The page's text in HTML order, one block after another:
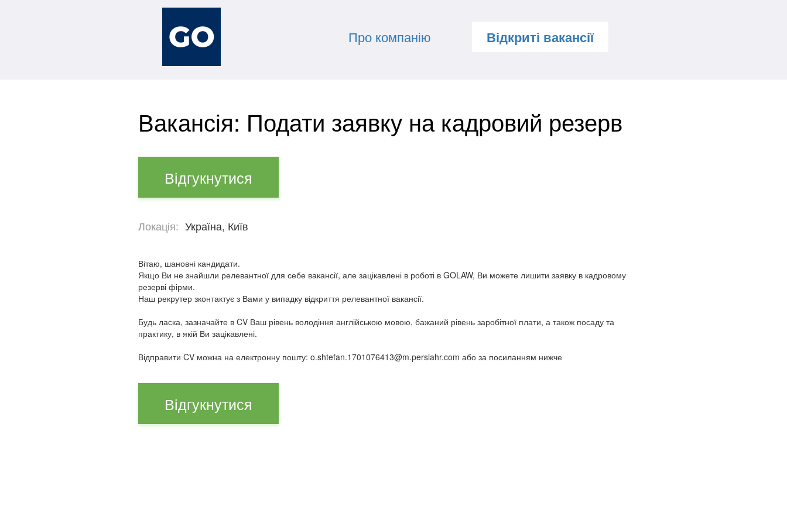
Про компанію Відкриті вакансії
Вакансія: Подати заявку на кадровий резерв
Відгукнутися
Локація: Україна, Київ
Вітаю, шановні кандидати.
Якщо Ви не знайшли релевантної для себе вакансії, але зацікавлені в роботі в GOLAW, Ви можете лишити заявку в кадровому
резерві фірми.
Наш рекрутер зконтактує з Вами у випадку відкриття релевантної вакансії.
Будь ласка, зазначайте в CV Ваш рівень володіння англійською мовою, бажаний рівень заробітної плати, а також посаду та
практику, в якій Ви зацікавлені.
Відправити CV можна на електронну пошту: o.shtefan.1701076413@m.persiahr.com або за посиланням нижче
Відгукнутися